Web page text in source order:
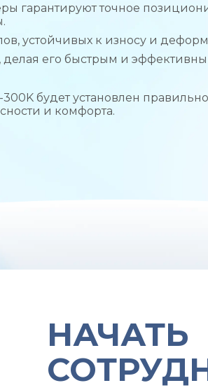
гарантируют точное
устойчивых к износу и
делая его быстрым и
300K будет установлен
и комфорта.
НАЧАТЬ